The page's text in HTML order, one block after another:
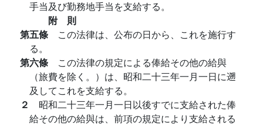
手当及び勤務地手当を支給する。
附 則
第五條 この法律は、公布の日から、これを施行す
る。
第六條 この法律の規定による俸給その他の給與
（旅費を除く。）は、昭和二十三年一月一日に遡
及してこれを支給する。
２ 昭和二十三年一月一日以後すでに支給された俸
給その他の給與は、前項の規定により支給される